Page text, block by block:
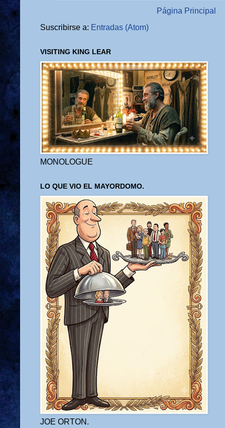
Página Principal
Suscribirse a: Entradas (Atom)
VISITING KING LEAR
MONOLOGUE
LO QUE VIO EL MAYORDOMO.
JOE ORTON.